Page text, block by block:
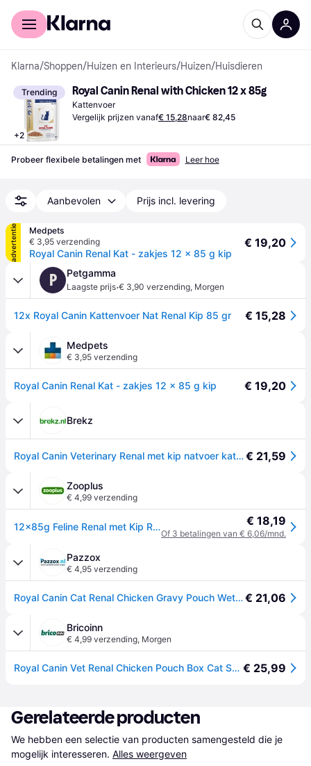
Voor shoppers
Klarna/Shoppen/Huizen en Interieurs/Huizen/Huisdieren
Trending
+2
Royal Canin Renal with Chicken 12 x 85g
Kattenvoer
Vergelijk prijzen vanaf€ 15,28naar€ 82,45
Probeer flexibele betalingen met Leer hoe
Aanbevolen Prijs incl. levering
advertentie
Medpets
€ 3,95 verzending
Royal Canin Renal Kat - zakjes 12 x 85 g kip
€ 19,20
P Petgamma
Laagste prijs·€ 3,90 verzending, Morgen
12x Royal Canin Kattenvoer Nat Renal Kip 85 gr € 15,28
Medpets
€ 3,95 verzending
Royal Canin Renal Kat - zakjes 12 x 85 g kip € 19,20
Brekz
Royal Canin Veterinary Renal met kip natvoer kat (in saus) 1 doos (12 x 85 g)€ 21,59
Zooplus
€ 4,99 verzending
12x85g Feline Renal met Kip Royal Canin Veterinary Diet Kattenvoer € 18,19
Of 3 betalingen van € 6,06/mnd.
Pazzox
€ 4,95 verzending
Royal Canin Cat Renal Chicken Gravy Pouch Wet 12x85g€ 21,06
Bricoinn
€ 4,99 verzending, Morgen
Royal Canin Vet Renal Chicken Pouch Box Cat Snack 85g 12 Units Transparant € 25,99
Gerelateerde producten
We hebben een selectie van producten samengesteld die je
mogelijk interesseren. Alles weergeven